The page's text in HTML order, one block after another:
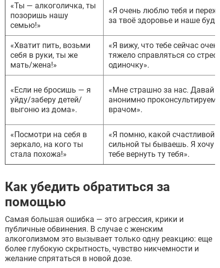
«Ты — алкоголичка, ты
позоришь нашу
семью!»
«Я очень люблю тебя и
за твоё здоровье и наше
«Хватит пить, возьми
себя в руки, ты же
мать/жена!»
«Я вижу, что тебе сейчас
тяжело справляться со
одиночку».
«Если не бросишь — я
уйду/заберу детей/
выгоню из дома».
«Мне страшно за нас. Давай
анонимно
врачом».
«Посмотри на себя в
зеркало, на кого ты
стала похожа!»
«Я помню, какой счастливой
сильной ты бываешь. Я хочу
тебе вернуть ту тебя».
Как убедить обратиться за
помощью
Самая большая ошибка — это агрессия, крики и
публичные обвинения. В случае с женским
алкоголизмом это вызывает только одну реакцию: еще
более глубокую скрытность, чувство никчемности и
желание спрятаться в новой дозе.